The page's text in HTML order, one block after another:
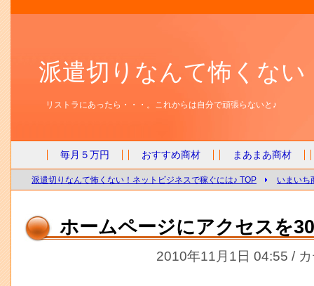
派遣切りなんて怖くな
リストラにあったら・・・。これからは自分で頑張らないと♪
毎月５万円 おすすめ商材 まあまあ商材
派遣切りなんて怖くない！ネットビジネスで稼ぐには♪ TOP いまいち
ホームページにアクセスを
2010年11月1日 04:55 /